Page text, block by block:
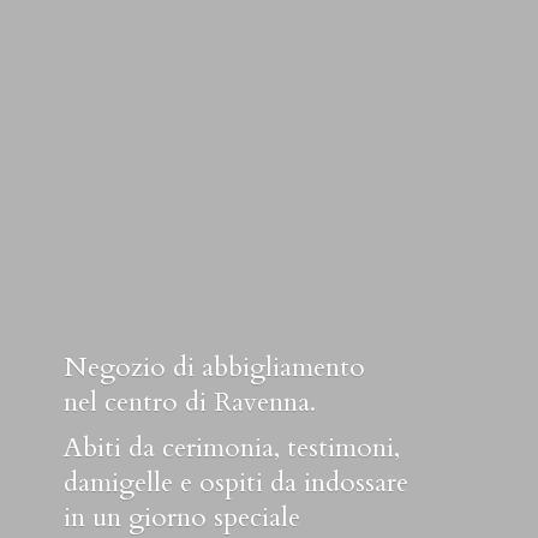
Negozio di abbigliamento
nel centro di Ravenna.
Abiti da cerimonia, testimoni,
damigelle e ospiti da indossare
in un giorno speciale